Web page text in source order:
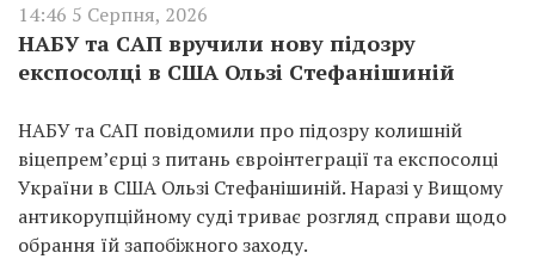
14:46 5 Серпня, 2026
НАБУ та САП вручили нову підозру
експосолці в США Ользі Стефанішиній
НАБУ та САП повідомили про підозру колишній
віцепрем’єрці з питань євроінтеграції та експосолці
України в США Ользі Стефанішиній. Наразі у Вищому
антикорупційному суді триває розгляд справи щодо
обрання їй запобіжного заходу.